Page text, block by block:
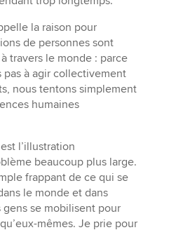
la raison pour
de personnes sont
travers le monde : parce
à agir collectivement
nous tentons simplement
humaines
l’illustration
beaucoup plus large.
frappant de ce qui se
le monde et dans
se mobilisent pour
mêmes. Je prie pour